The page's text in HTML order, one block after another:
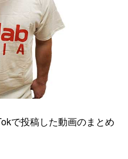
で投稿した動画のまとめ